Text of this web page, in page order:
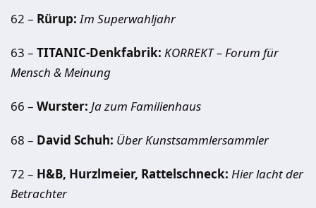
62 – Rürup: Im Superwahljahr
63 – TITANIC-Denkfabrik: KORREKT – Forum für
Mensch & Meinung
66 – Wurster: Ja zum Familienhaus
68 – David Schuh: Über Kunstsammlersammler
72 – H&B, Hurzlmeier, Rattelschneck: Hier lacht der
Betrachter